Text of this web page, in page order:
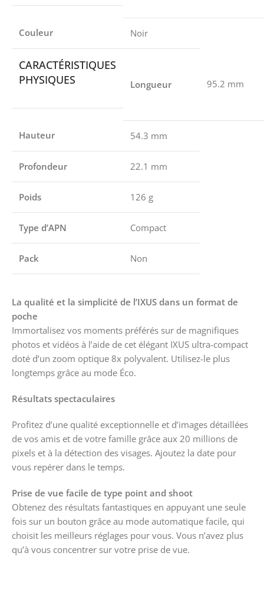
Couleur Noir
CARACTÉRISTIQUES
PHYSIQUES
Longueur 95.2 mm
Hauteur 54.3 mm
Profondeur 22.1 mm
Poids 126 g
Type d’APN Compact
Pack Non
La qualité et la simplicité de l’IXUS dans un format de
poche
Immortalisez vos moments préférés sur de magnifiques
photos et vidéos à l’aide de cet élégant IXUS ultra-compact
doté d’un zoom optique 8x polyvalent. Utilisez-le plus
longtemps grâce au mode Éco.
Résultats spectaculaires
Profitez d’une qualité exceptionnelle et d’images détaillées
de vos amis et de votre famille grâce aux 20 millions de
pixels et à la détection des visages. Ajoutez la date pour
vous repérer dans le temps.
Prise de vue facile de type point and shoot
Obtenez des résultats fantastiques en appuyant une seule
fois sur un bouton grâce au mode automatique facile, qui
choisit les meilleurs réglages pour vous. Vous n’avez plus
qu’à vous concentrer sur votre prise de vue.